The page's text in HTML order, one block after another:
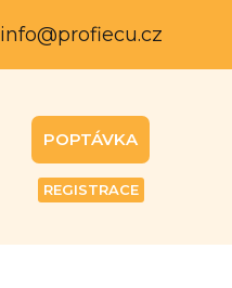
info@profiecu.cz
POPTÁVKA
REGISTRACE